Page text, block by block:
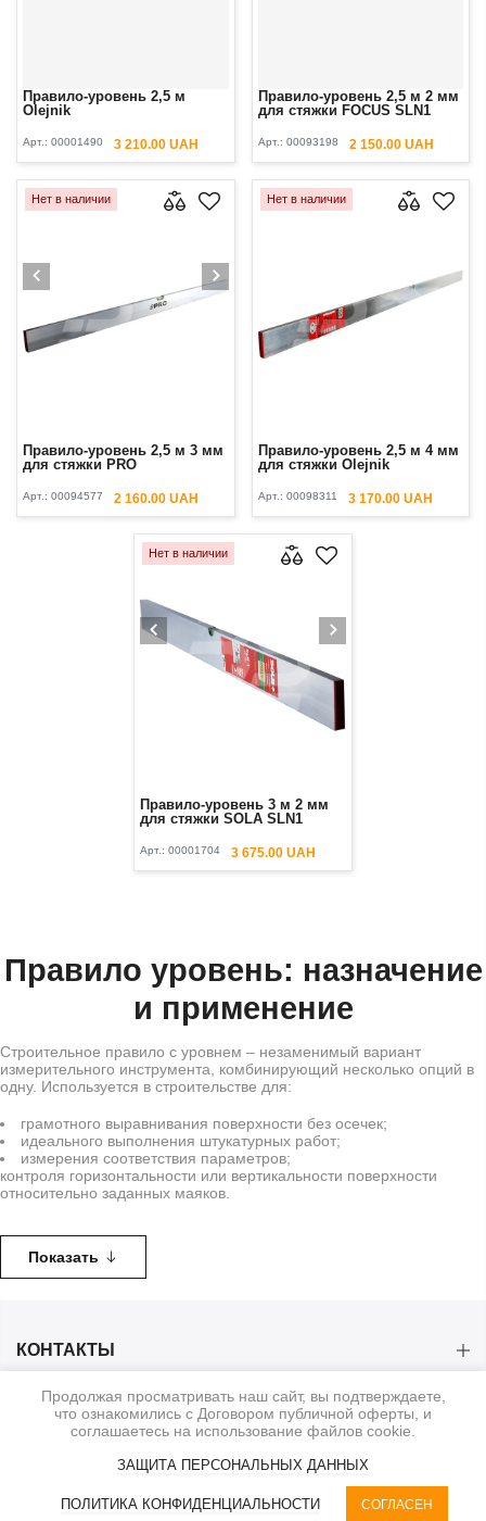
Правило-уровень 2,5 м
Olejnik
Арт.: 00001490 3 210.00 UAH
Правило-уровень 2,5 м 2 мм
для стяжки FOCUS SLN1
Арт.: 00093198 2 150.00 UAH
Нет в наличии
Правило-уровень 2,5 м 3 мм
для стяжки PRO
Арт.: 00094577 2 160.00 UAH
Нет в наличии
Правило-уровень 2,5 м 4 мм
для стяжки Olejnik
Арт.: 00098311 3 170.00 UAH
Нет в наличии
Правило-уровень 3 м 2 мм
для стяжки SOLA SLN1
Арт.:00001704 3 675.00 UAH
Правило уровень: назначение
и применение
Строительное правило с уровнем – незаменимый вариант
измерительного инструмента, комбинирующий несколько опций в
одну. Используется в строительстве для:
грамотного выравнивания поверхности без осечек;
идеального выполнения штукатурных работ;
измерения соответствия параметров;
контроля горизонтальности или вертикальности поверхности
относительно заданных маяков.
избежания появления перекосов и наплывов. Ключевое
предназначение устройства заключается в равномерном
распределении штукатурного раствора, контроля правильности его
Как выбрать строительное правило с
уровнем
Перед покупкой строительного правила для штукатурки нужно
Длина готового изделия. Для выполнения внутренних работ
оптимально приобретать правило на 1-1,5 метра. Этого будет
Показать
КОНТАКТЫ
КАТЕГОРИИ
ИНФОРМАЦИЯ
Продолжая просматривать наш сайт, вы подтверждаете,
что ознакомились с Договором публичной оферты, и
соглашаетесь на использование файлов cookie.
ЗАЩИТА ПЕРСОНАЛЬНЫХ ДАННЫХ
ПОЛИТИКА КОНФИДЕНЦИАЛЬНОСТИ СОГЛАСЕН